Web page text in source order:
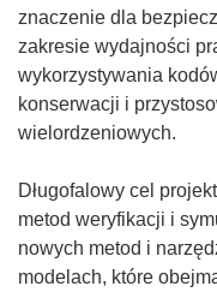
znaczenie dla
zakresie wydajności
wykorzystywania
konserwacji i
wielordzeniowych.
Długofalowy cel
metod weryfikacji i
nowych metod i
modelach, które